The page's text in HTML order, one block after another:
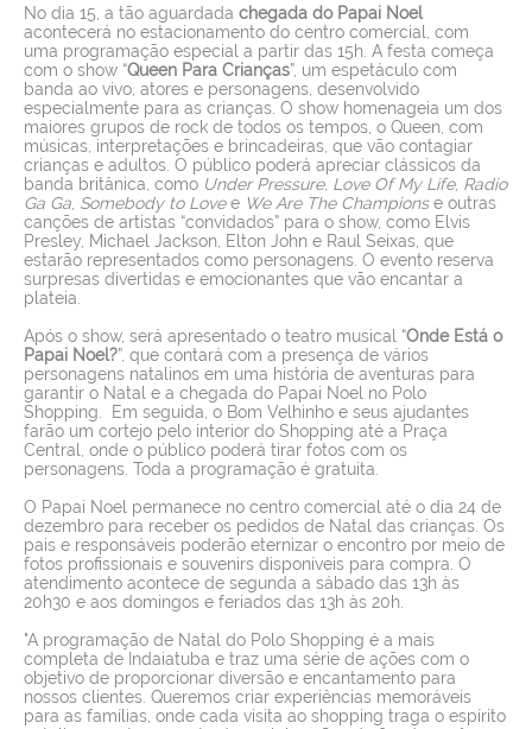
No dia 15, a tão aguardadachegada do Papai Noel
acontecerá no estacionamento do centro comercial, com
uma programação especial a partir das 15h. A festa começa
com o show “Queen Para Crianças”, um espetáculo com
banda ao vivo, atores e personagens, desenvolvido
especialmente para as crianças. O show homenageia um dos
maiores grupos de rock de todos os tempos, o Queen, com
músicas, interpretações e brincadeiras, que vão contagiar
crianças e adultos. O público poderá apreciar clássicos da
banda britânica, como Under Pressure, Love Of My Life, Radio
Ga Ga, Somebody to Lovee We Are The Championse outras
canções de artistas “convidados” para o show, como Elvis
Presley, Michael Jackson, Elton John e Raul Seixas, que
estarão representados como personagens. O evento reserva
surpresas divertidas e emocionantes que vão encantar a
plateia.
Após o show, será apresentado o teatro musical “Onde Está o
Papai Noel?”, que contará com a presença de vários
personagens natalinos em uma história de aventuras para
garantir o Natal e a chegada do Papai Noel no Polo
Shopping.
Em seguida, o Bom Velhinho e seus ajudantes
farão um cortejo pelo interior do Shopping até a Praça
Central, onde o público poderá tirar fotos com os
personagens. Toda a programação é gratuita.
O Papai Noel permanece no centro comercial até o dia 24 de
dezembro para receber os pedidos de Natal das crianças. Os
pais e responsáveis poderão eternizar o encontro por meio de
fotos profissionais e souvenirs disponíveis para compra. O
atendimento acontece de segunda a sábado das 13h às
20h30 e aos domingos e feriados das 13h às 20h.
"A programação de Natal do Polo Shopping é a mais
completa de Indaiatuba e traz uma série de ações com o
objetivo de proporcionar diversão e encantamento para
nossos clientes. Queremos criar experiências memoráveis
para as famílias, onde cada visita ao shopping traga o espírito